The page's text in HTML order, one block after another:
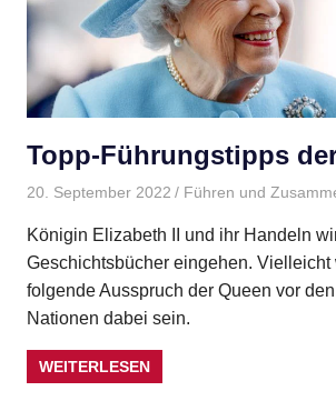
Topp-Führungstipps
20. September 2022 Gudrun Henne
Führen und
Königin Elizabeth II und ihr Handeln
Geschichtsbücher eingehen. Vielleicht
folgende Ausspruch der Queen vor
Nationen dabei sein.
WEITERLESEN